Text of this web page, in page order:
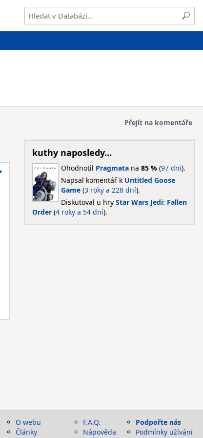
Přejít na komentáře
kuthy naposledy…
Ohodnotil Pragmatana 85 %(97 dní).
Napsal komentář k Untitled Goose
Game(3 roky a 228 dní).
Diskutoval u hry Star Wars Jedi: Fallen
Order(4 roky a 54 dní).
O webu
Články
F.A.Q.
Nápověda
Podpořte nás
Podmínky užívání